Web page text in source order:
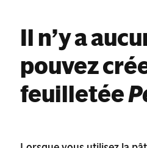
Il n’y a
pouvez
feuilletée